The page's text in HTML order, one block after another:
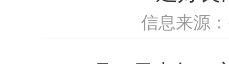
信息来源